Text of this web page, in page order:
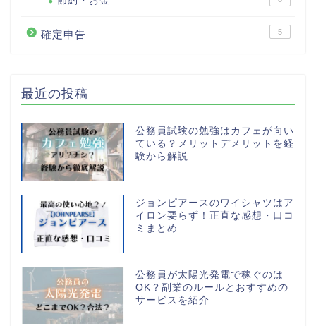
確定申告 5
最近の投稿
公務員試験の勉強はカフェが向い
ている？メリットデメリットを経
験から解説
ジョンピアースのワイシャツはア
イロン要らず！正直な感想・口コ
ミまとめ
公務員が太陽光発電で稼ぐのは
OK？副業のルールとおすすめの
サービスを紹介